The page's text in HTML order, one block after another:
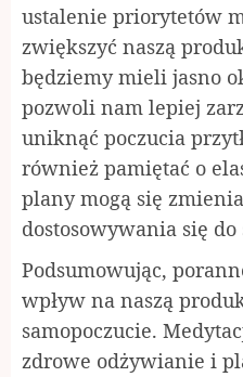
ustalenie priorytetów
zwiększyć naszą
będziemy mieli jasno
pozwoli nam lepiej
uniknąć poczucia
również pamiętać o
plany mogą się
dostosowywania się
Podsumowując,
wpływ na naszą
samopoczucie.
zdrowe odżywianie i